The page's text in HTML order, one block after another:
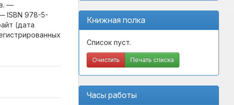
Книжная полка
Список пуст.
Очистить Печать списка
Часы работы
—
ISBN 978-5-
(дата